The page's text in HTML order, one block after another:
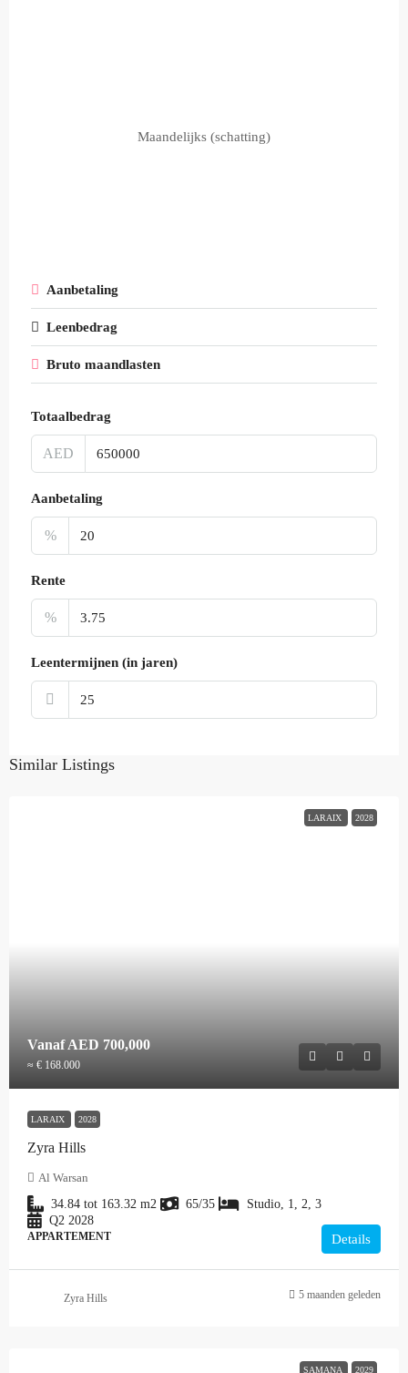
Maandelijks (schatting)
Aanbetaling
Leenbedrag
Bruto maandlasten
Totaalbedrag
AED
Aanbetaling
%
Rente
%
Leentermijnen (in jaren)
Similar Listings
LARAIX 2028
VanafAED 700,000
≈ € 168.000
LARAIX 2028
Zyra Hills
Al Warsan
34.84 tot 163.32 m2 65/35
Studio, 1, 2, 3
Q2 2028
APPARTEMENT Details
Zyra Hills 5 maanden geleden
SAMANA 2029